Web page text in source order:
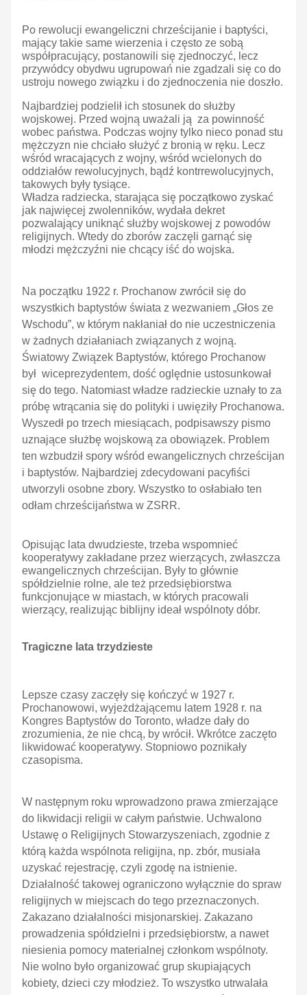
Po rewolucji ewangeliczni chrześcijanie i baptyści,
mający takie same wierzenia i często ze sobą
współpracujący, postanowili się zjednoczyć, lecz
przywódcy obydwu ugrupowań nie zgadzali się co do
ustroju nowego związku i do zjednoczenia nie doszło.
Najbardziej podzielił ich stosunek do służby
wojskowej. Przed wojną uważali ją za powinność
wobec państwa. Podczas wojny tylko nieco ponad stu
mężczyzn nie chciało służyć z bronią w ręku. Lecz
wśród wracających z wojny, wśród wcielonych do
oddziałów rewolucyjnych, bądź kontrrewolucyjnych,
takowych były tysiące.
Władza radziecka, starająca się początkowo zyskać
jak najwięcej zwolenników, wydała dekret
pozwalający uniknąć służby wojskowej z powodów
religijnych. Wtedy do zborów zaczęli garnąć się
młodzi mężczyźni nie chcący iść do wojska.
Na początku 1922 r. Prochanow zwrócił się do
wszystkich baptystów świata z wezwaniem „Głos ze
Wschodu”, w którym nakłaniał do nie uczestniczenia
w żadnych działaniach związanych z wojną.
Światowy Związek Baptystów, którego Prochanow
był wiceprezydentem, dość oględnie ustosunkował
się do tego. Natomiast władze radzieckie uznały to za
próbę wtrącania się do polityki i uwięziły Prochanowa.
Wyszedł po trzech miesiącach, podpisawszy pismo
uznające służbę wojskową za obowiązek. Problem
ten wzbudził spory wśród ewangelicznych chrześcijan
i baptystów. Najbardziej zdecydowani pacyfiści
utworzyli osobne zbory. Wszystko to osłabiało ten
odłam chrześcijaństwa w ZSRR.
Opisując lata dwudzieste, trzeba wspomnieć
kooperatywy zakładane przez wierzących, zwłaszcza
ewangelicznych chrześcijan. Były to głównie
spółdzielnie rolne, ale też przedsiębiorstwa
funkcjonujące w miastach, w których pracowali
wierzący, realizując biblijny ideał wspólnoty dóbr.
Tragiczne lata trzydzieste
Lepsze czasy zaczęły się kończyć w 1927 r.
Prochanowowi, wyjeżdżającemu latem 1928 r. na
Kongres Baptystów do Toronto, władze dały do
zrozumienia, że nie chcą, by wrócił. Wkrótce zaczęto
likwidować kooperatywy. Stopniowo poznikały
czasopisma.
W następnym roku wprowadzono prawa zmierzające
do likwidacji religii w całym państwie. Uchwalono
Ustawę o Religijnych Stowarzyszeniach, zgodnie z
którą każda wspólnota religijna, np. zbór, musiała
uzyskać rejestrację, czyli zgodę na istnienie.
Działalność takowej ograniczono wyłącznie do spraw
religijnych w miejscach do tego przeznaczonych.
Zakazano działalności misjonarskiej. Zakazano
prowadzenia spółdzielni i przedsiębiorstw, a nawet
niesienia pomocy materialnej członkom wspólnoty.
Nie wolno było organizować grup skupiających
kobiety, dzieci czy młodzież. To wszystko utrwalała